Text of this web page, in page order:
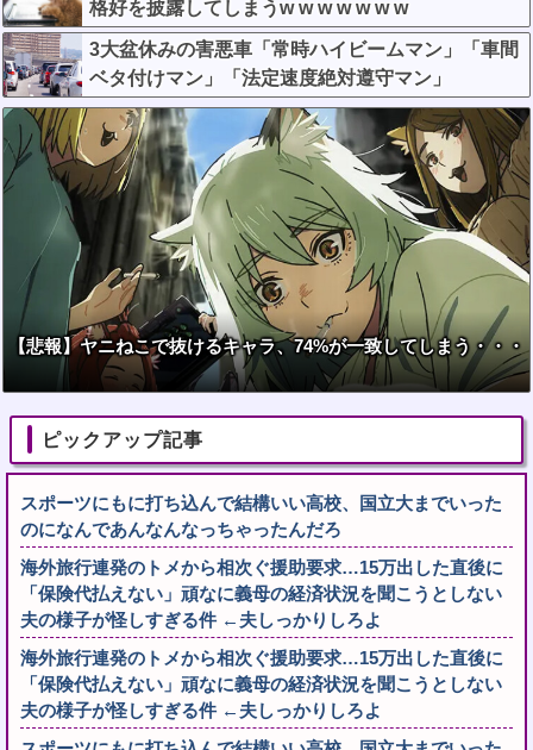
格好を披露してしまうw w w w w w w
3大盆休みの害悪車「常時ハイビームマン」「車間
ベタ付けマン」「法定速度絶対遵守マン」
【悲報】ヤニねこで抜けるキャラ、74%が一致してしまう・・・
ピックアップ記事
スポーツにもに打ち込んで結構いい高校、国立大までいった
のになんであんなんなっちゃったんだろ
海外旅行連発のトメから相次ぐ援助要求…15万出した直後に
「保険代払えない」頑なに義母の経済状況を聞こうとしない
夫の様子が怪しすぎる件 ←夫しっかりしろよ
海外旅行連発のトメから相次ぐ援助要求…15万出した直後に
「保険代払えない」頑なに義母の経済状況を聞こうとしない
夫の様子が怪しすぎる件 ←夫しっかりしろよ